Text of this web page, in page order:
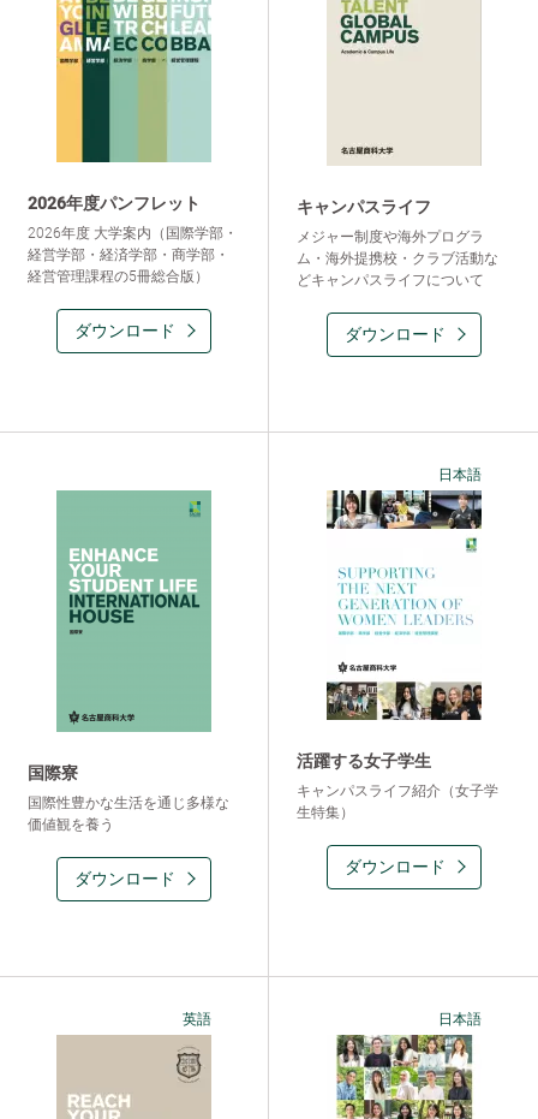
2026年度パンフレット
2026年度 大学案内（国際学部・
経営学部・経済学部・商学部・
経営管理課程の5冊総合版）
ダウンロード
キャンパスライフ
メジャー制度や海外プログラ
ム・海外提携校・クラブ活動な
どキャンパスライフについて
ダウンロード
国際寮
国際性豊かな生活を通じ多様な
価値観を養う
ダウンロード
日本語
活躍する女子学生
キャンパスライフ紹介（女子学
生特集）
ダウンロード
英語 日本語